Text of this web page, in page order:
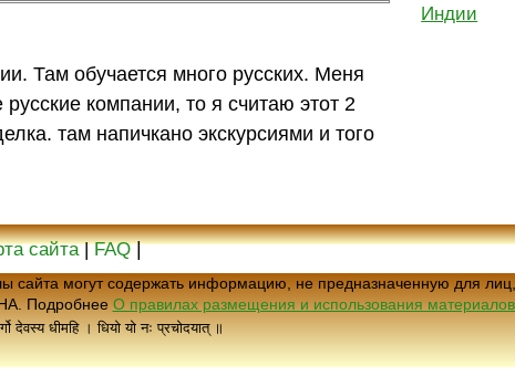
Там обучается много русских. Меня
компании, то я считаю этот 2
там напичкано экскурсиями и того
Индии
сайта|FAQ|
могут содержать информацию, не предназначенную для лиц,
Подробнее О правилах размещения и использования
देवस्य धीमहि । धियो यो नः प्रचोदयात् ॥